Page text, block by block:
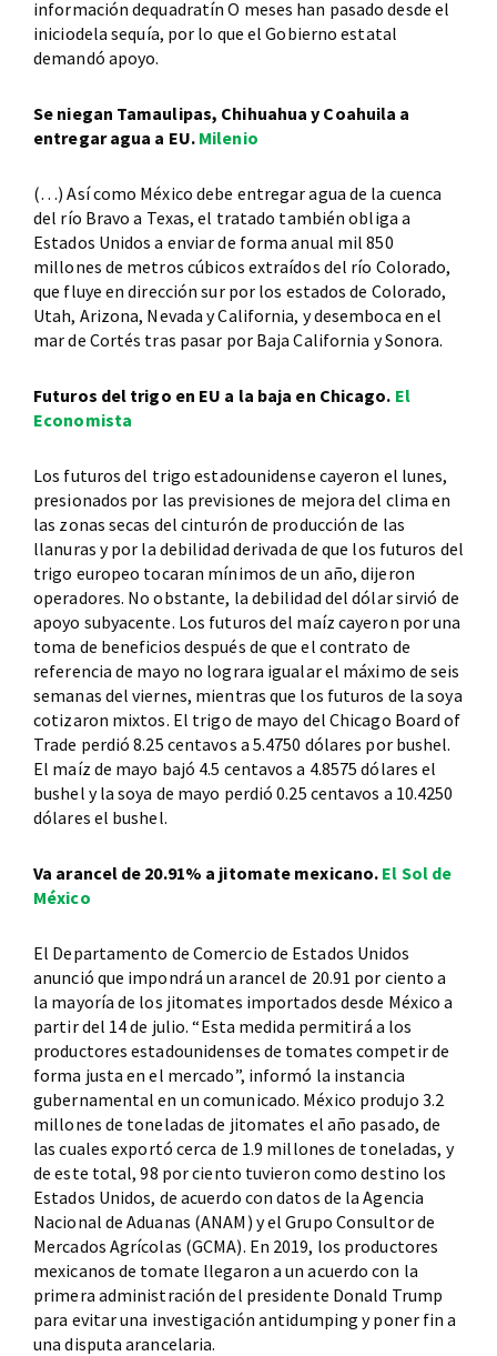
información dequadratín O meses han pasado desde el
iniciodela sequía, por lo que el Gobierno estatal
demandó apoyo.
Se niegan Tamaulipas, Chihuahua y Coahuila a
entregar agua a EU. Milenio
(…) Así como México debe entregar agua de la cuenca
del río Bravo a Texas, el tratado también obliga a
Estados Unidos a enviar de forma anual mil 850
millones de metros cúbicos extraídos del río Colorado,
que fluye en dirección sur por los estados de Colorado,
Utah, Arizona, Nevada y California, y desemboca en el
mar de Cortés tras pasar por Baja California y Sonora.
Futuros del trigo en EU a la baja en Chicago. El
Economista
Los futuros del trigo estadounidense cayeron el lunes,
presionados por las previsiones de mejora del clima en
las zonas secas del cinturón de producción de las
llanuras y por la debilidad derivada de que los futuros del
trigo europeo tocaran mínimos de un año, dijeron
operadores. No obstante, la debilidad del dólar sirvió de
apoyo subyacente. Los futuros del maíz cayeron por una
toma de beneficios después de que el contrato de
referencia de mayo no lograra igualar el máximo de seis
semanas del viernes, mientras que los futuros de la soya
cotizaron mixtos. El trigo de mayo del Chicago Board of
Trade perdió 8.25 centavos a 5.4750 dólares por bushel.
El maíz de mayo bajó 4.5 centavos a 4.8575 dólares el
bushel y la soya de mayo perdió 0.25 centavos a 10.4250
dólares el bushel.
Va arancel de 20.91% a jitomate mexicano. El Sol de
México
El Departamento de Comercio de Estados Unidos
anunció que impondrá un arancel de 20.91 por ciento a
la mayoría de los jitomates importados desde México a
partir del 14 de julio. “Esta medida permitirá a los
productores estadounidenses de tomates competir de
forma justa en el mercado”, informó la instancia
gubernamental en un comunicado. México produjo 3.2
millones de toneladas de jitomates el año pasado, de
las cuales exportó cerca de 1.9 millones de toneladas, y
de este total, 98 por ciento tuvieron como destino los
Estados Unidos, de acuerdo con datos de la Agencia
Nacional de Aduanas (ANAM) y el Grupo Consultor de
Mercados Agrícolas (GCMA). En 2019, los productores
mexicanos de tomate llegaron a un acuerdo con la
primera administración del presidente Donald Trump
para evitar una investigación antidumping y poner fin a
una disputa arancelaria.